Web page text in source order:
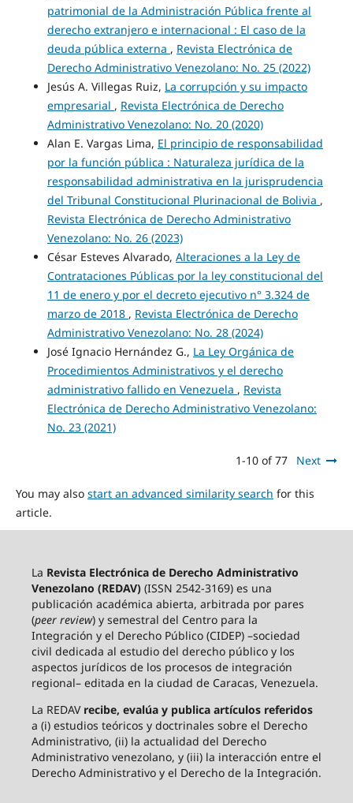
patrimonial de la Administración Pública frente al
derecho extranjero e internacional : El caso de la
deuda pública externa , Revista Electrónica de
Derecho Administrativo Venezolano: No. 25 (2022)
Jesús A. Villegas Ruiz, La corrupción y su impacto
empresarial , Revista Electrónica de Derecho
Administrativo Venezolano: No. 20 (2020)
Alan E. Vargas Lima, El principio de responsabilidad
por la función pública : Naturaleza jurídica de la
responsabilidad administrativa en la jurisprudencia
del Tribunal Constitucional Plurinacional de Bolivia ,
Revista Electrónica de Derecho Administrativo
Venezolano: No. 26 (2023)
César Esteves Alvarado, Alteraciones a la Ley de
Contrataciones Públicas por la ley constitucional del
11 de enero y por el decreto ejecutivo n° 3.324 de
marzo de 2018 , Revista Electrónica de Derecho
Administrativo Venezolano: No. 28 (2024)
José Ignacio Hernández G., La Ley Orgánica de
Procedimientos Administrativos y el derecho
administrativo fallido en Venezuela , Revista
Electrónica de Derecho Administrativo Venezolano:
No. 23 (2021)
1-10 of 77 Next
You may also start an advanced similarity search for this
article.
La Revista Electrónica de Derecho Administrativo
Venezolano (REDAV)(ISSN 2542-3169) es una
publicación académica abierta, arbitrada por pares
(peer review) y semestral del Centro para la
Integración y el Derecho Público (CIDEP) –sociedad
civil dedicada al estudio del derecho público y los
aspectos jurídicos de los procesos de integración
regional– editada en la ciudad de Caracas, Venezuela.
La REDAV recibe, evalúa y publica artículos referidos
a (i) estudios teóricos y doctrinales sobre el Derecho
Administrativo, (ii) la actualidad del Derecho
Administrativo venezolano, y (iii) la interacción entre el
Derecho Administrativo y el Derecho de la Integración.